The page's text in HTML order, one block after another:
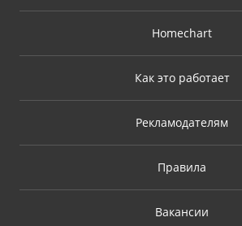
Homechart
Как это работает
Рекламодателям
Правила
Вакансии